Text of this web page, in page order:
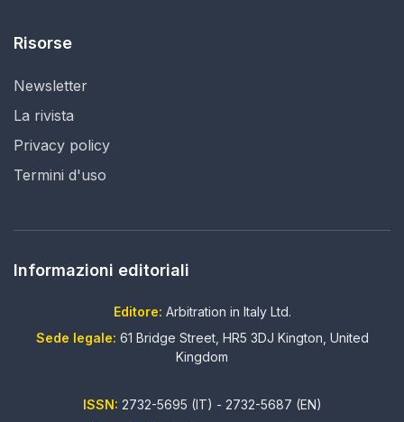
Risorse
Newsletter
La rivista
Privacy policy
Termini d'uso
Informazioni editoriali
Editore: Arbitration in Italy Ltd.
Sede legale: 61 Bridge Street, HR5 3DJ Kington, United
Kingdom
ISSN: 2732-5695 (IT) - 2732-5687 (EN)